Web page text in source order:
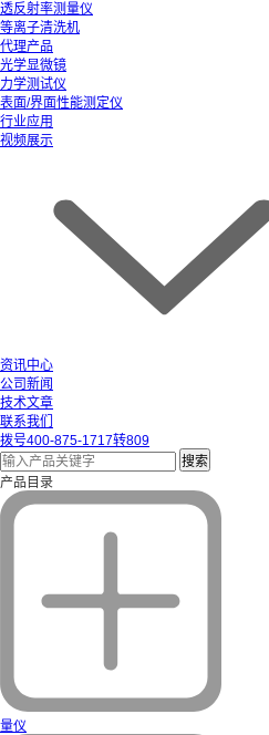
透反射率测量仪
等离子清洗机
代理产品
光学显微镜
力学测试仪
表面/界面性能测定仪
行业应用
视频展示
资讯中心
公司新闻
技术文章
联系我们
拨号400-875-1717转809
产品目录
量仪